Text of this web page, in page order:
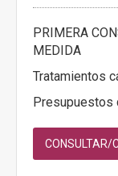
PRIMERA
MEDIDA
Tratamientos
Presupuestos
CONSULTAR/